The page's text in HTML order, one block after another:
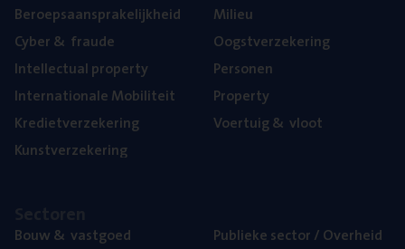
Beroeps­aan­spra­ke­lijk­heid
Cyber& fraude
Intel­lec­tu­al property
Inter­na­ti­o­na­le Mobiliteit
Kre­diet­ver­ze­ke­ring
Kunst­ver­ze­ke­ring
Mili­eu
Oogst­ver­ze­ke­ring
Per­so­nen
Pro­per­ty
Voer­tuig& vloot
Bouw& vastgoed
Publie­ke sec­tor / Overheid